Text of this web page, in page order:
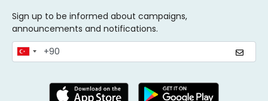
Sign up to be informed about campaigns,
announcements and notifications.